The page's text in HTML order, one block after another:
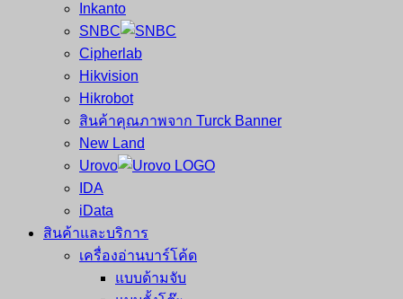
Inkanto
SNBC
Cipherlab
Hikvision
Hikrobot
สินค้าคุณภาพจาก Turck Banner
New Land
Urovo
IDA
iData
สินค้าและบริการ
เครื่องอ่านบาร์โค้ด
แบบด้ามจับ